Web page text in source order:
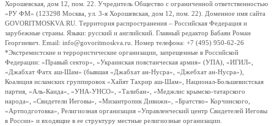
Хорошевская, дом 12, пом. 22. Учредитель Общество с ограниченной ответственностью
«РУ ФМ» (123298 Москва, ул. 3-я Хорошевская, дом 12, пом. 22). Доменное имя сайта
GOVORITMOSKVA.RU. Территория распространения – Российская Федерация и
зарубежные страны. Языки: русский и английский. Главный редактор Бабаян Роман
Георгиевич. Email: info@govoritmoskva.ru. Номер телефона: +7 (495) 950-62-26
*Экстремистские и террористические организации, запрещенные в Российской
Федерации: «Правый сектор», «Украинская повстанческая армия» (УПА), «ИГИЛ»,
«Джабхат Фатх аш-Шам» (бывшая «Джабхат ан-Нусра», «Джебхат ан-Нусра»),
Коалиция исламских группировок «Хайят Тахрир аш-Шам», Национал-Большевистская
партия, «Аль-Каида», «УНА-УНСО», «Талибан», «Меджлис крымско-татарского
народа», «Свидетели Иеговы», «Мизантропик Дивижн», «Братство» Корчинского,
«Артподготовка», Религиозная организация «Управленческий центр Свидетелей Иеговы
в России» и входящие в ее структуру местные религиозные организации.